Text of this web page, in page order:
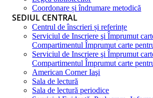
Coordonare și îndrumare metodică
SEDIUL CENTRAL
Centrul de înscrieri și referințe
Serviciul de Inscriere şi Împrumut
Compartimentul Împrumut carte
Serviciul de Inscriere şi Împrumut
Compartimentul Împrumut carte
American Corner Iaşi
Sala de lectură
Sala de lectură periodice